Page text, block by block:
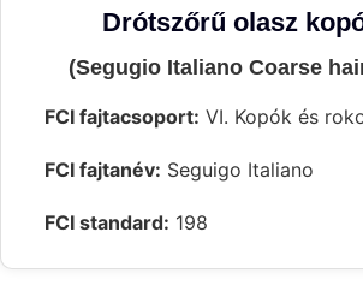
Drótszőrű olasz
(Segugio Italiano Coarse
FCI fajtacsoport: VI. Kopók és
FCI fajtanév: Seguigo Italiano
FCI standard: 198